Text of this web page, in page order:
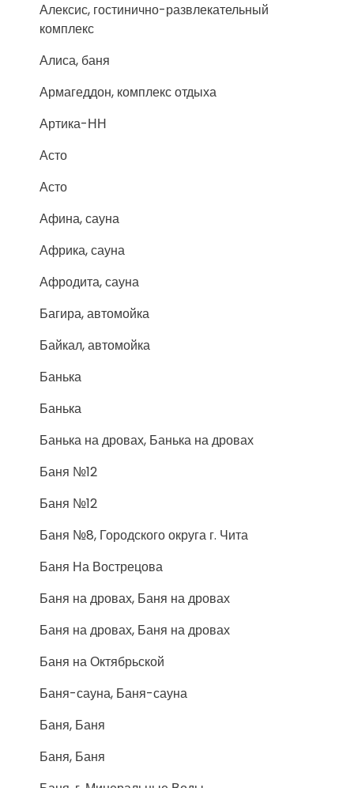
Алексис, гостинично-развлекательный
комплекс
Алиса, баня
Армагеддон, комплекс отдыха
Артика-НН
Асто
Асто
Афина, сауна
Африка, сауна
Афродита, сауна
Багира, автомойка
Байкал, автомойка
Банька
Банька
Банька на дровах, Банька на дровах
Баня №12
Баня №12
Баня №8, Городского округа г. Чита
Баня На Вострецова
Баня на дровах, Баня на дровах
Баня на дровах, Баня на дровах
Баня на Октябрьской
Баня-сауна, Баня-сауна
Баня, Баня
Баня, Баня